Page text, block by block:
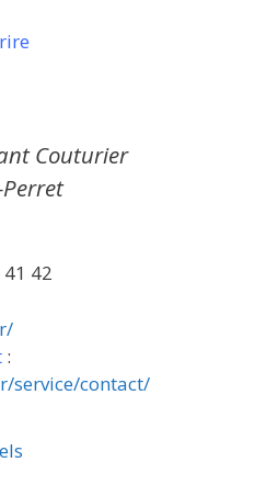
Couturier
41 42
:
service/contact/